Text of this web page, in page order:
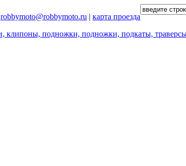
robbymoto@robbymoto.ru | карта проезда